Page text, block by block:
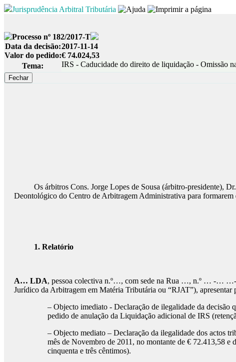
Jurisprudência Arbitral Tributária
Processo nº 182/2017-T
Data da decisão:2017-11-14
Valor do pedido:€ 74.024,53
Tema:
IRS - Caducidade do direito de liquidação - Omissão
Os árbitros Cons. Jorge Lopes de Sousa (árbitro-presidente), Dr.
Deontológico do Centro de Arbitragem Administrativa para
1. Relatório
A… LDA, pessoa colectiva n.º…, com sede na Rua …, n.º … -… …-
Jurídico da Arbitragem em Matéria Tributária ou “RJAT”),
– Objecto imediato - Declaração de ilegalidade da decisão
pedido de anulação da Liquidação adicional de IRS
– Objecto mediato – Declaração da ilegalidade dos actos
mês de Novembro de 2011, no montante de € 72.413,58
cinquenta e três cêntimos).